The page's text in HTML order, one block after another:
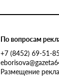
По вопросам
+7 (8452) 69-51-
Размещение